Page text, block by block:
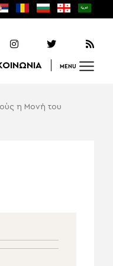
MENU
η Μονή του